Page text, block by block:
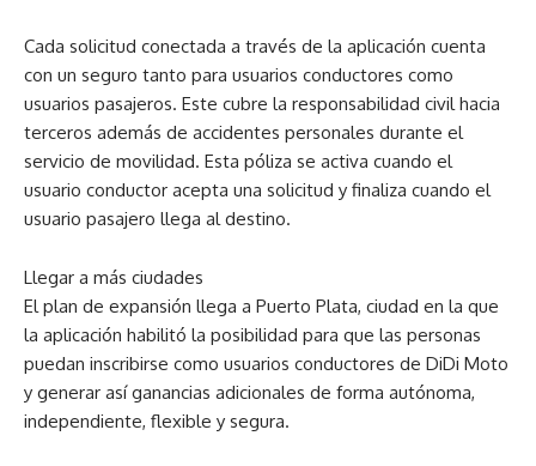
Cada solicitud conectada a través de la aplicación cuenta
con un seguro tanto para usuarios conductores como
usuarios pasajeros. Este cubre la responsabilidad civil hacia
terceros además de accidentes personales durante el
servicio de movilidad. Esta póliza se activa cuando el
usuario conductor acepta una solicitud y finaliza cuando el
usuario pasajero llega al destino.
Llegar a más ciudades
El plan de expansión llega a Puerto Plata, ciudad en la que
la aplicación habilitó la posibilidad para que las personas
puedan inscribirse como usuarios conductores de DiDi Moto
y generar así ganancias adicionales de forma autónoma,
independiente, flexible y segura.